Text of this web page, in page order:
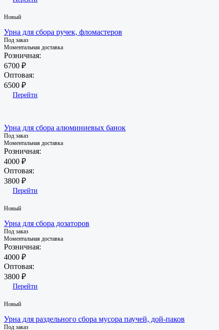
Новый
Урна для сбора ручек, фломастеров
Под заказ
Моментальная доставка
Розничная:
6700 ₽
Оптовая:
6500 ₽
Перейти
Урна для сбора алюминиевых банок
Под заказ
Моментальная доставка
Розничная:
4000 ₽
Оптовая:
3800 ₽
Перейти
Новый
Урна для сбора дозаторов
Под заказ
Моментальная доставка
Розничная:
4000 ₽
Оптовая:
3800 ₽
Перейти
Новый
Урна для раздельного сбора мусора паучей, дой-паков
Под заказ